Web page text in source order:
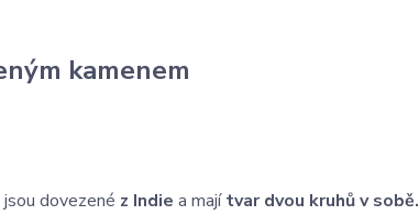
kamenem
jsou dovezené z Indie a majítvar dvou kruhů v sobě.